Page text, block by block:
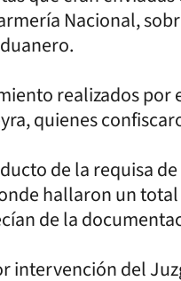
Nacional,
realizados por
quienes
de la requisa
hallaron un
de la
intervención del